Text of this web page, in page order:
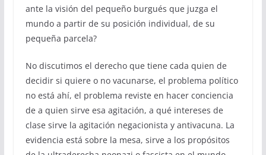
ante la visión del pequeño burgués que juzga el
mundo a partir de su posición individual, de su
pequeña parcela?
No discutimos el derecho que tiene cada quien de
decidir si quiere o no vacunarse, el problema político
no está ahí, el problema reviste en hacer conciencia
de a quien sirve esa agitación, a qué intereses de
clase sirve la agitación negacionista y antivacuna. La
evidencia está sobre la mesa, sirve a los propósitos